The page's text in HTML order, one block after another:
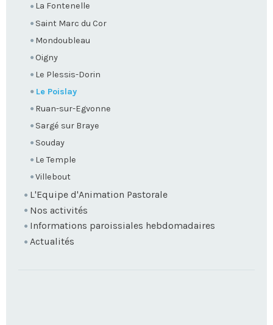
La Fontenelle
Saint Marc du Cor
Mondoubleau
Oigny
Le Plessis-Dorin
Le Poislay
Ruan-sur-Egvonne
Sargé sur Braye
Souday
Le Temple
Villebout
L'Equipe d'Animation Pastorale
Nos activités
Informations paroissiales hebdomadaires
Actualités